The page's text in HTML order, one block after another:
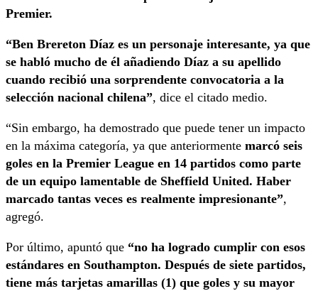
Premier.
“Ben Brereton Díaz es un personaje interesante, ya que
se habló mucho de él añadiendo Díaz a su apellido
cuando recibió una sorprendente convocatoria a la
selección nacional chilena”, dice el citado medio.
“Sin embargo, ha demostrado que puede tener un impacto
en la máxima categoría, ya que anteriormente marcó seis
goles en la Premier League en 14 partidos como parte
de un equipo lamentable de Sheffield United. Haber
marcado tantas veces es realmente impresionante”,
agregó.
Por último, apuntó que “no ha logrado cumplir con esos
estándares en Southampton. Después de siete partidos,
tiene más tarjetas amarillas (1) que goles y su mayor